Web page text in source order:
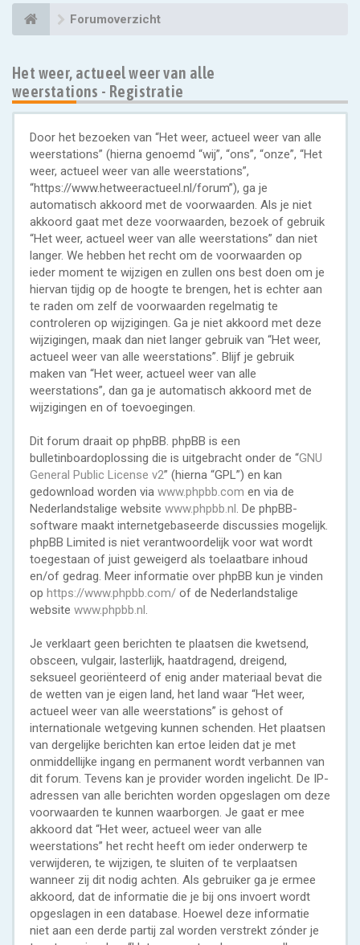
Forumoverzicht
Het weer, actueel weer van alle
weerstations - Registratie
Door het bezoeken van “Het weer, actueel weer van alle
weerstations” (hierna genoemd “wij”, “ons”, “onze”, “Het
weer, actueel weer van alle weerstations”,
“https://www.hetweeractueel.nl/forum”), ga je
automatisch akkoord met de voorwaarden. Als je niet
akkoord gaat met deze voorwaarden, bezoek of gebruik
“Het weer, actueel weer van alle weerstations” dan niet
langer. We hebben het recht om de voorwaarden op
ieder moment te wijzigen en zullen ons best doen om je
hiervan tijdig op de hoogte te brengen, het is echter aan
te raden om zelf de voorwaarden regelmatig te
controleren op wijzigingen. Ga je niet akkoord met deze
wijzigingen, maak dan niet langer gebruik van “Het weer,
actueel weer van alle weerstations”. Blijf je gebruik
maken van “Het weer, actueel weer van alle
weerstations”, dan ga je automatisch akkoord met de
wijzigingen en of toevoegingen.
Dit forum draait op phpBB. phpBB is een
bulletinboardoplossing die is uitgebracht onder de “GNU
General Public License v2” (hierna “GPL”) en kan
gedownload worden via www.phpbb.com en via de
Nederlandstalige website www.phpbb.nl. De phpBB-
software maakt internetgebaseerde discussies mogelijk.
phpBB Limited is niet verantwoordelijk voor wat wordt
toegestaan of juist geweigerd als toelaatbare inhoud
en/of gedrag. Meer informatie over phpBB kun je vinden
op https://www.phpbb.com/ of de Nederlandstalige
website www.phpbb.nl.
Je verklaart geen berichten te plaatsen die kwetsend,
obsceen, vulgair, lasterlijk, haatdragend, dreigend,
seksueel georiënteerd of enig ander materiaal bevat die
de wetten van je eigen land, het land waar “Het weer,
actueel weer van alle weerstations” is gehost of
internationale wetgeving kunnen schenden. Het plaatsen
van dergelijke berichten kan ertoe leiden dat je met
onmiddellijke ingang en permanent wordt verbannen van
dit forum. Tevens kan je provider worden ingelicht. De IP-
adressen van alle berichten worden opgeslagen om deze
voorwaarden te kunnen waarborgen. Je gaat er mee
akkoord dat “Het weer, actueel weer van alle
weerstations” het recht heeft om ieder onderwerp te
verwijderen, te wijzigen, te sluiten of te verplaatsen
wanneer zij dit nodig achten. Als gebruiker ga je ermee
akkoord, dat de informatie die je bij ons invoert wordt
opgeslagen in een database. Hoewel deze informatie
niet aan een derde partij zal worden verstrekt zónder je